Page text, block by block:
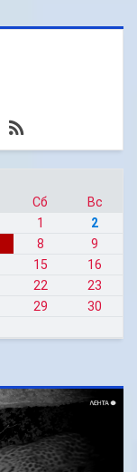
Сб
Вс
1
2
8
9
15
16
22
23
29
30